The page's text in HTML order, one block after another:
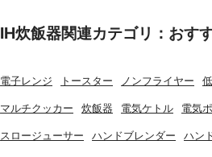
IH炊飯器関連カテゴリ：おす
電子レンジ トースター ノンフライヤー
マルチクッカー 炊飯器 電気ケトル 電気
スロージューサー ハンドブレンダー ハン